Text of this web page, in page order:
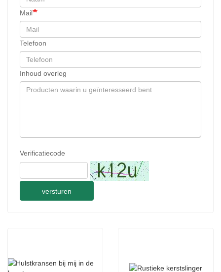
Mail
Telefoon
Inhoud overleg
Verificatiecode
versturen